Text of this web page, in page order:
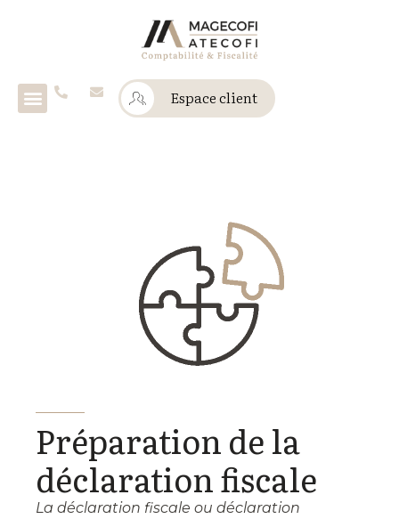
Espace client
Préparation de la
déclaration fiscale
La déclaration fiscale ou déclaration